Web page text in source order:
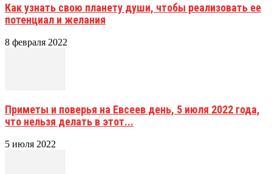
Как узнать свою планету души, чтобы реализовать ее
потенциал и желания
8 февраля 2022
Приметы и поверья на Евсеев день, 5 июля 2022 года,
что нельзя делать в этот...
5 июля 2022